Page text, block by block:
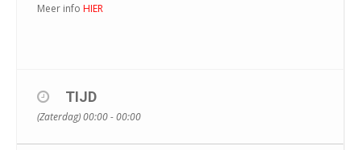
Meer info HIER
TIJD
(Zaterdag) 00:00 - 00:00